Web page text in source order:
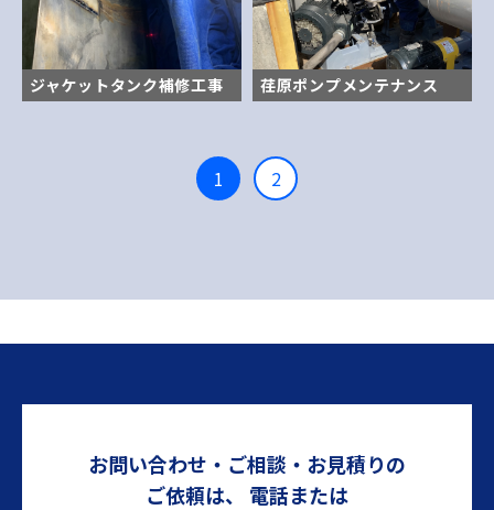
ジャケットタンク補修工事 荏原ポンプメンテナンス
1 2
お問い合わせ・ご相談・お見積りの
ご依頼は、
電話または